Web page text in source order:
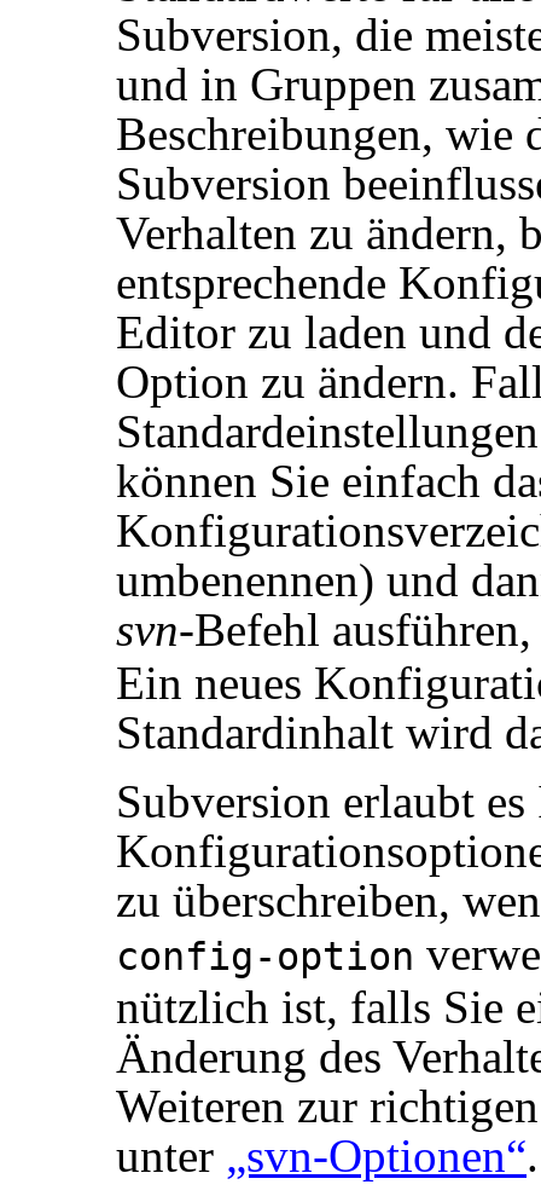
Subversion, die
und in Gruppen
Beschreibungen, wie
Subversion
Verhalten zu ändern,
entsprechende
Editor zu laden und
Option zu ändern.
können Sie einfach
umbenennen) und
svn-Befehl
Ein neues
Standardinhalt wird
Subversion erlaubt
zu überschreiben,
config-option
nützlich ist, falls Sie
Änderung des
Weiteren zur
unter „svn-Optionen“.